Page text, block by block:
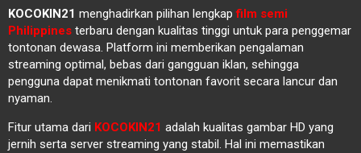
KOCOKIN21 menghadirkan pilihan lengkapfilm semi
Philippines terbaru dengan kualitas tinggi untuk para penggemar
tontonan dewasa. Platform ini memberikan pengalaman
streaming optimal, bebas dari gangguan iklan, sehingga
pengguna dapat menikmati tontonan favorit secara lancur dan
nyaman.
Fitur utama dari KOCOKIN21 adalah kualitas gambar HD yang
jernih serta server streaming yang stabil. Hal ini memastikan